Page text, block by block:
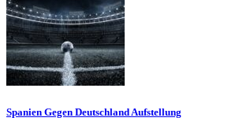
Spanien Gegen Deutschland Aufstellung